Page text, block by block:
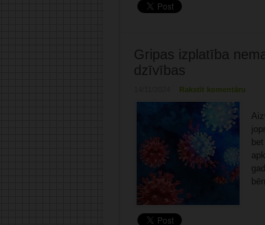
Gripas izplatība
dzīvības
Rakstīt komentāru